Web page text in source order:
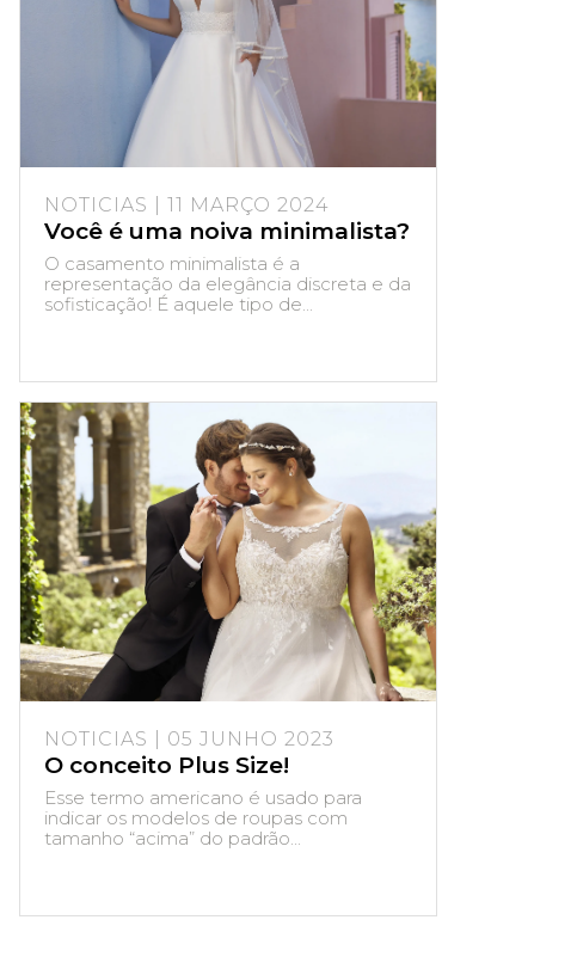
NOTICIAS | 11 MARÇO 2024
Você é uma noiva minimalista?
O casamento minimalista é a
representação da elegância discreta e da
sofisticação! É aquele tipo de...
NOTICIAS | 05 JUNHO 2023
O conceito Plus Size!
Esse termo americano é usado para
indicar os modelos de roupas com
tamanho “acima” do padrão...